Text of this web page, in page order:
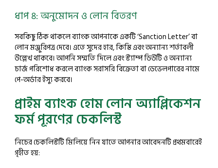
ধাপ ৪: অনুমোদন ও লোন বিতরণ
সবকিছু ঠিক থাকলে ব্যাংক আপনাকে একটি ‘Sanction Letter’ বা
লোন মঞ্জুরিপত্র দেবে। এতে সুদের হার, কিস্তি এবং অন্যান্য শর্তাবলী
উল্লেখ থাকবে। আপনি সম্মতি দিলে এবং স্ট্যাম্প ডিউটি ও অন্যান্য
চার্জ পরিশোধ করলে ব্যাংক সরাসরি বিক্রেতা বা ডেভেলপারের নামে
পে-অর্ডার ইস্যু করবে।
প্রাইম ব্যাংক হোম লোন অ্যাপ্লিকেশন
ফর্ম পূরণের চেকলিস্ট
নিচের চেকলিস্টটি মিলিয়ে নিন যাতে আপনার আবেদনটি প্রথমবারেই
গৃহীত হয়: